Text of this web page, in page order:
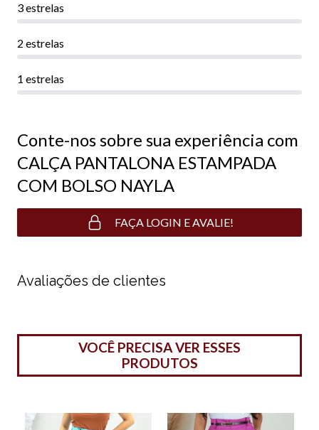
3 estrelas
2 estrelas
1 estrelas
Conte-nos sobre sua experiência com
CALÇA PANTALONA ESTAMPADA
COM BOLSO NAYLA
FAÇA LOGIN E AVALIE!
Avaliações de clientes
VOCÊ PRECISA VER ESSES
PRODUTOS